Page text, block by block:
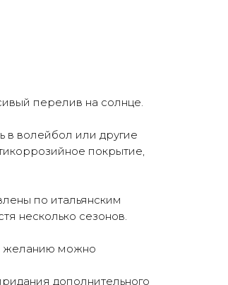
перелив на солнце.
в волейбол или другие
покрытие,
по итальянским
несколько сезонов.
желанию можно
дополнительного